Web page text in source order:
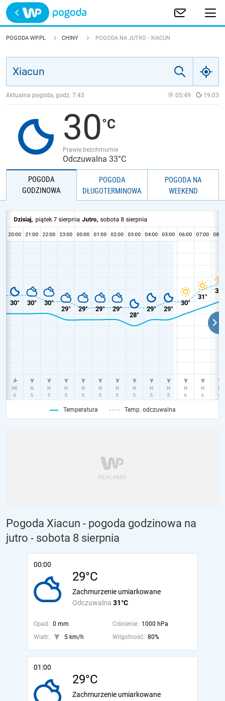
Trwa ładowanie
POLSKA
JAKOŚĆ POWIETRZA
POGODA WP.PL CHINY POGODA NA JUTRO - XIACUN
Aktualna pogoda, godz. 7:43 05:49 19:03
30
Prawie bezchmurnie
Odczuwalna 33°C
POGODA
GODZINOWA
POGODA
DŁUGOTERMINOWA
POGODA NA
WEEKEND
Temperatura Temp. odczuwalna
Pogoda Xiacun - pogoda godzinowa na
jutro - sobota 8 sierpnia
00:00
29°C
Odczuwalna 31°C
Zachmurzenie umiarkowane
Opad: 0 mm Ciśnienie: 1000 hPa
Wiatr:
5 km/h Wilgotność: 80%
01:00
29°C
Zachmurzenie umiarkowane